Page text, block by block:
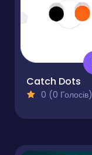
Catch Dots
0 (0 Голосів)